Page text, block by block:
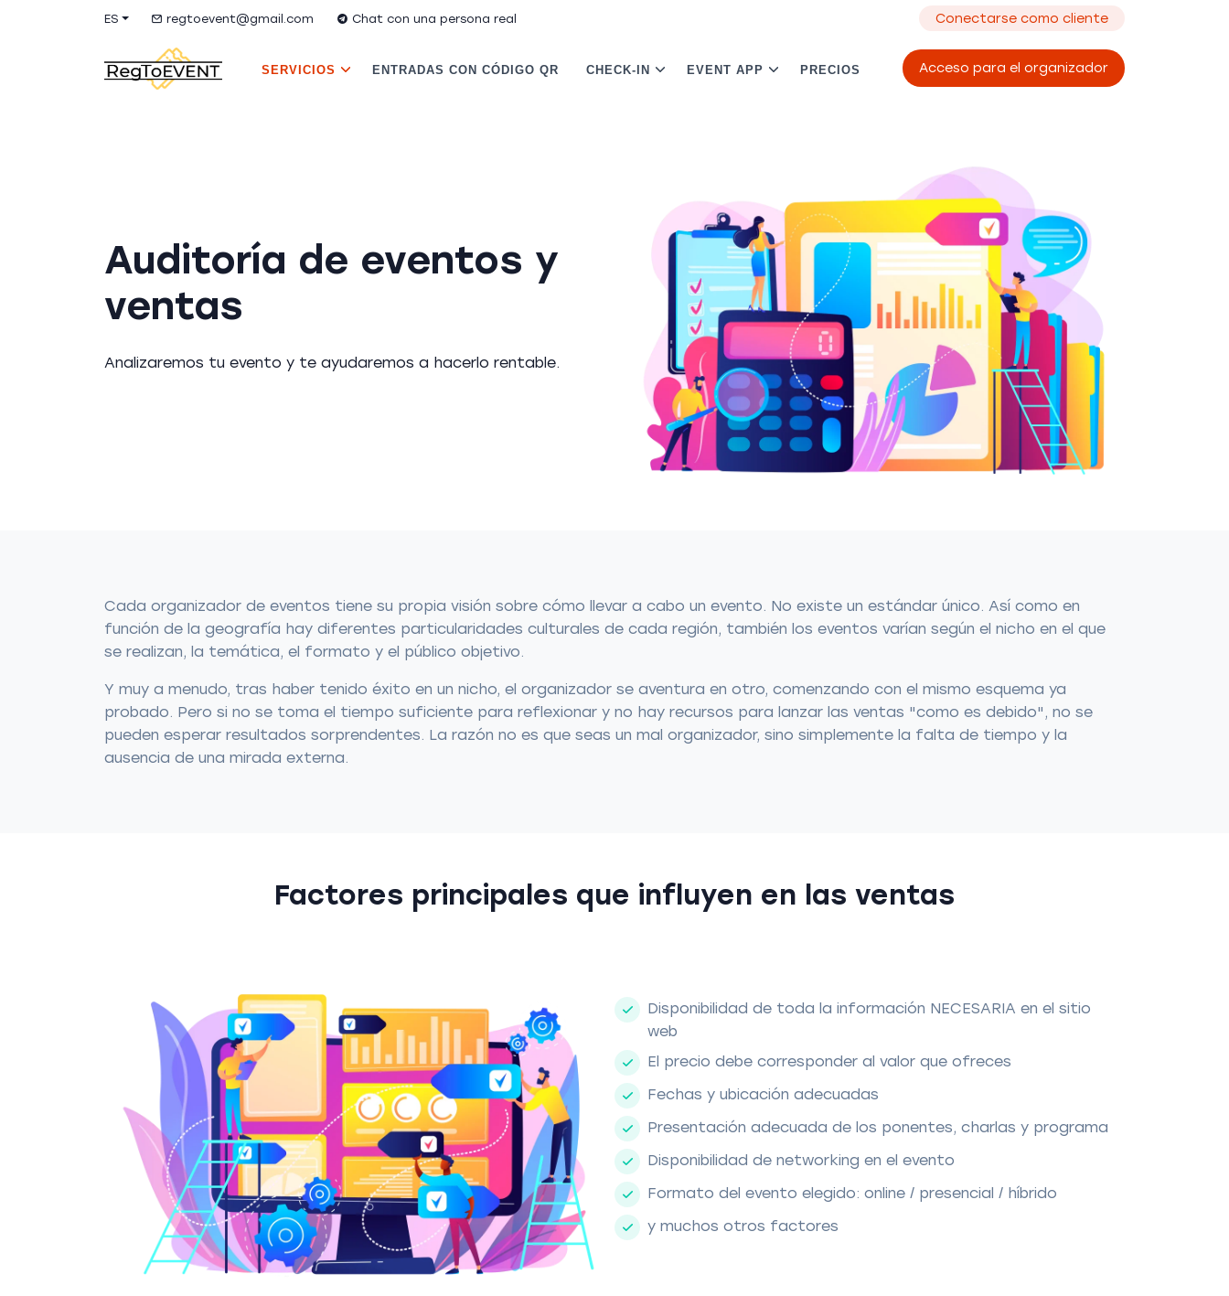
ES regtoevent@gmail.com Chat con una persona real Conectarse como cliente
Acceso para el organizador
SERVICIOS ENTRADAS CON CÓDIGO QR CHECK-IN EVENT APP PRECIOS
Auditoría de eventos y
ventas
Analizaremos tu evento y te ayudaremos a hacerlo rentable.
Cada organizador de eventos tiene su propia visión sobre cómo llevar a cabo un evento. No existe un estándar único. Así como en
función de la geografía hay diferentes particularidades culturales de cada región, también los eventos varían según el nicho en el que
se realizan, la temática, el formato y el público objetivo.
Y muy a menudo, tras haber tenido éxito en un nicho, el organizador se aventura en otro, comenzando con el mismo esquema ya
probado. Pero si no se toma el tiempo suficiente para reflexionar y no hay recursos para lanzar las ventas "como es debido", no se
pueden esperar resultados sorprendentes. La razón no es que seas un mal organizador, sino simplemente la falta de tiempo y la
ausencia de una mirada externa.
Factores principales que influyen en las ventas
Disponibilidad de toda la información NECESARIA en el sitio
web
El precio debe corresponder al valor que ofreces
Fechas y ubicación adecuadas
Presentación adecuada de los ponentes, charlas y programa
Disponibilidad de networking en el evento
Formato del evento elegido: online / presencial / híbrido
y muchos otros factores